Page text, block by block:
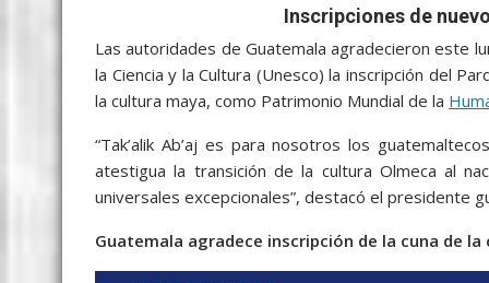
e
b
o
o
k
t
t
e
r
i
l
t
s
A
p
p
s
s
e
n
g
e
y
p
e
l
e
g
r
a
m
a
r
e
Inscripciones de
Las autoridades de Guatemala agradecieron este
la Ciencia y la Cultura (Unesco) la inscripción del
la cultura maya, como Patrimonio Mundial de la
“Tak’alik Ab’aj es para nosotros los
atestigua la transición de la cultura Olmeca al
universales excepcionales”, destacó el presidente
Guatemala agradece inscripción de la cuna de